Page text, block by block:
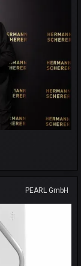
PEARL GmbH